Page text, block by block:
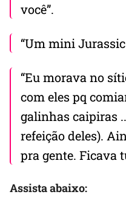
você”.
“Um mini
“Eu morava no
com eles pq
galinhas caipiras
refeição deles).
pra gente. Ficava
Assista abaixo: